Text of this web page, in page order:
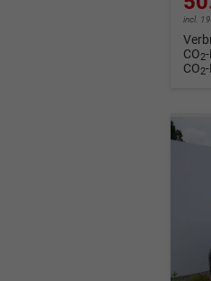
incl.
CO2
CO2